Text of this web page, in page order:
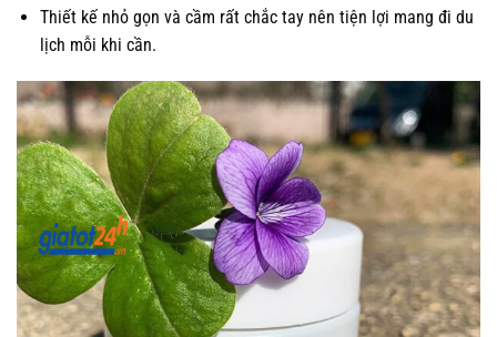
Thiết kế nhỏ gọn và cầm rất chắc tay nên tiện lợi mang đi du
lịch mỗi khi cần.